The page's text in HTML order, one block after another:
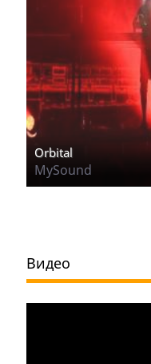
Orbital
MySound
Видео